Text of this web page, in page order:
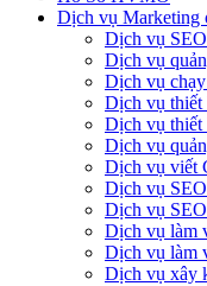
Dịch vụ Marketing
Dịch vụ
Dịch vụ
Dịch vụ
Dịch vụ thiết
Dịch vụ thiết
Dịch vụ
Dịch vụ viết
Dịch vụ
Dịch vụ
Dịch vụ làm
Dịch vụ làm
Dịch vụ xây